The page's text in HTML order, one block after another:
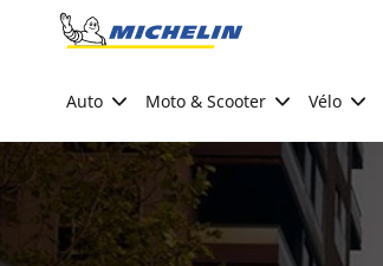
Go to page content
Auto Moto & Scooter Vélo